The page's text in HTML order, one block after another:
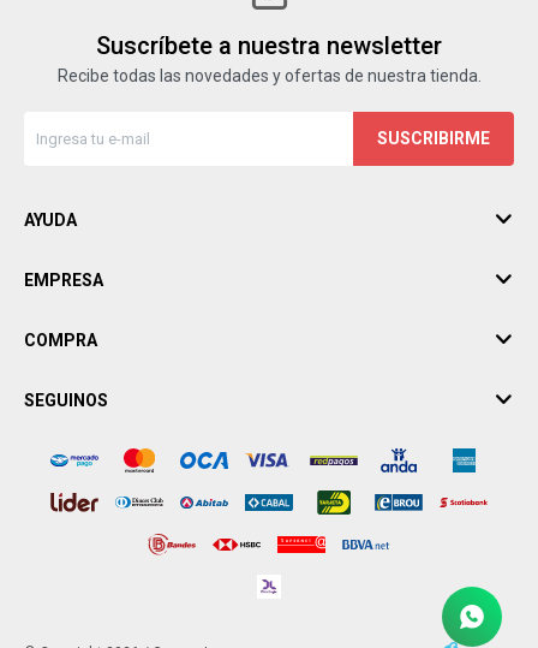
Suscríbete a nuestra newsletter
Recibe todas las novedades y ofertas de nuestra tienda.
SUSCRIBIRME
AYUDA
EMPRESA
COMPRA
SEGUINOS